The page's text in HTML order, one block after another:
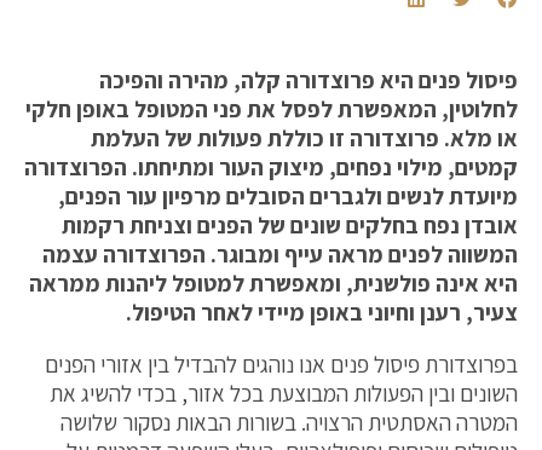
פיסול פנים היא פרוצדורה קלה, מהירה והפיכה
לחלוטין, המאפשרת לפסל את פני המטופל באופן חלקי
או מלא. פרוצדורה זו כוללת פעולות של העלמת
קמטים, מילוי נפחים, מיצוק העור ומתיחתו. הפרוצדורה
מיועדת לנשים ולגברים הסובלים מרפיון עור הפנים,
אובדן נפח בחלקים שונים של הפנים וצניחת רקמות
המשווה לפנים מראה עייף ומבוגר. הפרוצדורה עצמה
היא אינה פולשנית, ומאפשרת למטופל ליהנות ממראה
צעיר, רענן וחיוני באופן מיידי לאחר הטיפול.
בפרוצדורת פיסול פנים אנו נוהגים להבדיל בין אזורי הפנים
השונים ובין הפעולות המבוצעת בכל אזור, בכדי להשיג את
המטרה האסתטית הרצויה. בשורות הבאות נסקור שלושה